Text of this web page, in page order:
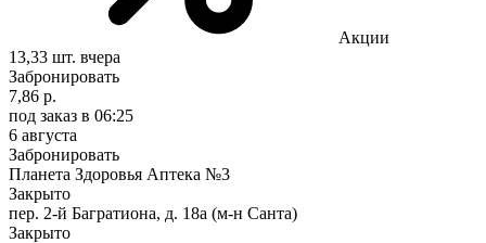
Акции
13,33 шт. вчера
Забронировать
7,86 р.
под заказ в 06:25
6 августа
Забронировать
Планета Здоровья Аптека №3
Закрыто
пер. 2-й Багратиона, д. 18а (м-н Санта)
Закрыто